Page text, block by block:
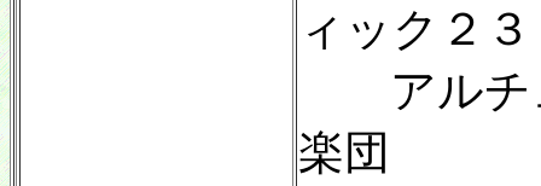
ィック２
アルチュ
楽団